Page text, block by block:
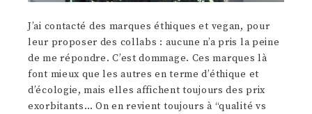
J’ai contacté des marques éthiques et vegan, pour
leur proposer des collabs : aucune n’a pris la peine
de me répondre. C’est dommage. Ces marques là
font mieux que les autres en terme d’éthique et
d’écologie, mais elles affichent toujours des prix
exorbitants… On en revient toujours à “qualité vs